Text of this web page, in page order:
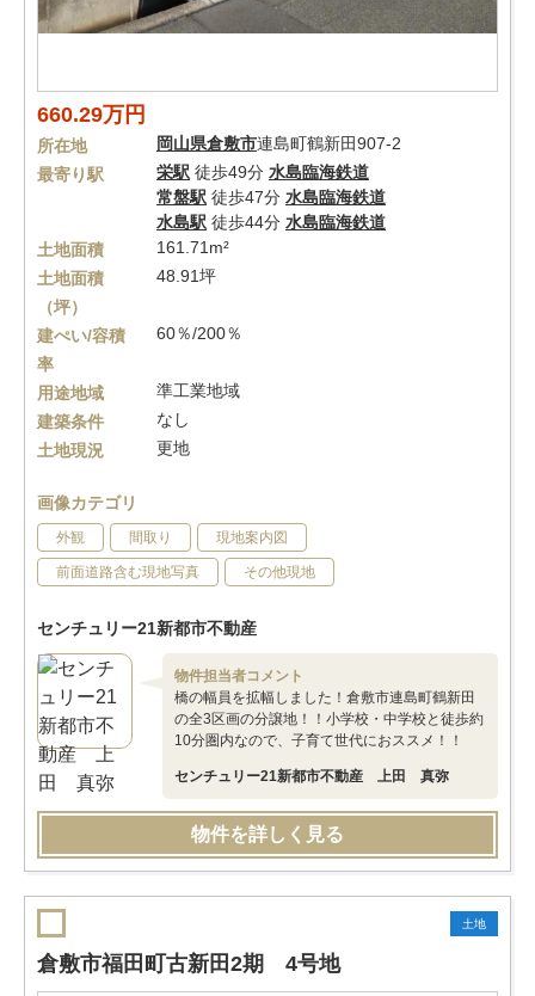
660.29万円
所在地 岡山県倉敷市連島町鶴新田907-2
最寄り駅
栄駅 徒歩49分 水島臨海鉄道
常盤駅 徒歩47分 水島臨海鉄道
水島駅 徒歩44分 水島臨海鉄道
土地面積
161.71m²
土地面積
（坪）
48.91坪
建ぺい/容積
率
60％/200％
用途地域
準工業地域
建築条件
なし
土地現況
更地
画像カテゴリ
外観 間取り 現地案内図
前面道路含む現地写真 その他現地
センチュリー21新都市不動産
物件担当者コメント
橋の幅員を拡幅しました！倉敷市連島町鶴新田
の全3区画の分譲地！！小学校・中学校と徒歩約
10分圏内なので、子育て世代におススメ！！
センチュリー21新都市不動産 上田 真弥
物件を詳しく見る
土地
倉敷市福田町古新田2期 4号地